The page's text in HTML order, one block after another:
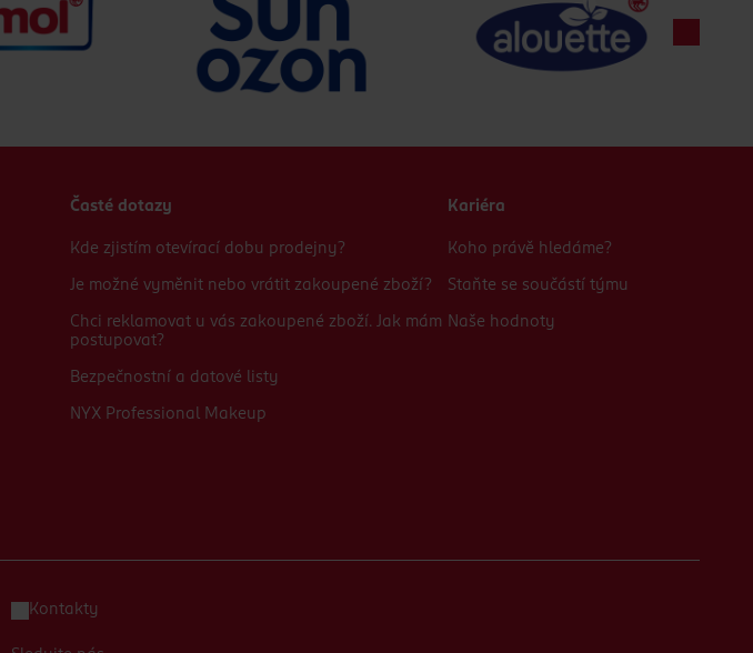
Časté dotazy
Kde zjistím otevírací dobu prodejny?
Je možné vyměnit nebo vrátit zakoupené zboží?
Chci reklamovat u vás zakoupené zboží. Jak mám
postupovat?
Bezpečnostní a datové listy
NYX Professional Makeup
Kariéra
Koho právě hledáme?
Staňte se součástí týmu
Naše hodnoty
Kontakty